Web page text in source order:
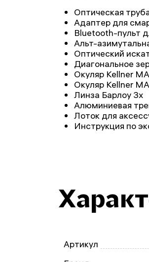
Оптическая
Адаптер для
Bluetooth-пульт
Альт-
Оптический
Диагональное
Окуляр Kellner
Окуляр Kellner
Линза Барлоу 3х
Алюминиевая
Лоток для
Инструкция по
Артикул